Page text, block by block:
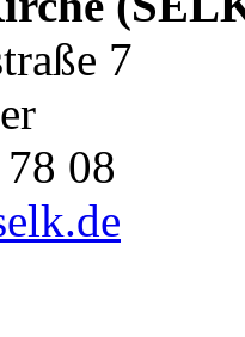
7
08